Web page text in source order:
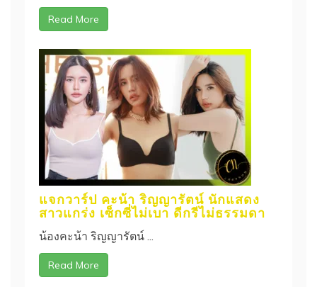
Read More
แจกวาร์ป คะน้า ริญญารัตน์ นักแสดง
สาวแกร่ง เซ็กซี่ไม่เบา ดีกรีไม่ธรรมดา
น้องคะน้า ริญญารัตน์ ...
Read More